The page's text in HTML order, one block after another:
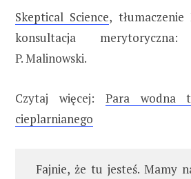
Skeptical Science, tłumaczenie
konsultacja
P. Malinowski.
Czytaj więcej: Para wodna
cieplarnianego
Fajnie, że tu jesteś. Mamy